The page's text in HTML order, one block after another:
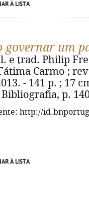
À LISTA
governar um
e trad. Philip
Carmo ;
- 141 p. ; 17
p.
http://
À LISTA